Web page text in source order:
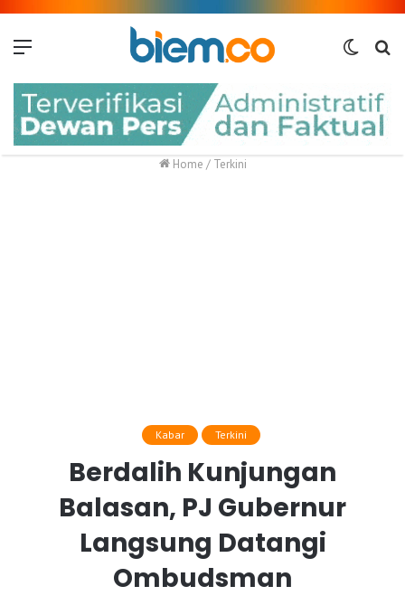
Switch
Home / Terkini
Kabar Terkini
Berdalih Kunjungan
Balasan, PJ Gubernur
Langsung Datangi
Ombudsman